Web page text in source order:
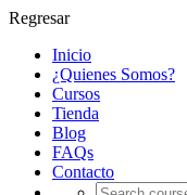
Regresar
Inicio
¿Quienes Somos?
Cursos
Tienda
Blog
FAQs
Contacto